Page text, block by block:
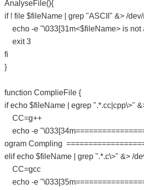
AnalyseFile(){
if ! file $fileName | grep "ASCII" &> /
echo -e "\033[31m<$fileName> is not
exit 3
fi
}
function ComplieFile {
if echo $fileName | egrep ".*.cc|cpp\>"
CC=g++
echo -e
ogram Compling
elif echo $fileName | grep ".*.c\>" &> /
CC=gcc
echo -e